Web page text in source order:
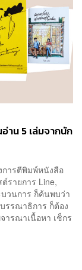
อ่าน 5 เล่มจากนัก
การตีพิมพ์หนังสือ
รายการ Line,
บวนการ ก็ค้นพบว่า
รรณาธิการ ก็ต้อง
ารณาเนื้อหา เช็กร